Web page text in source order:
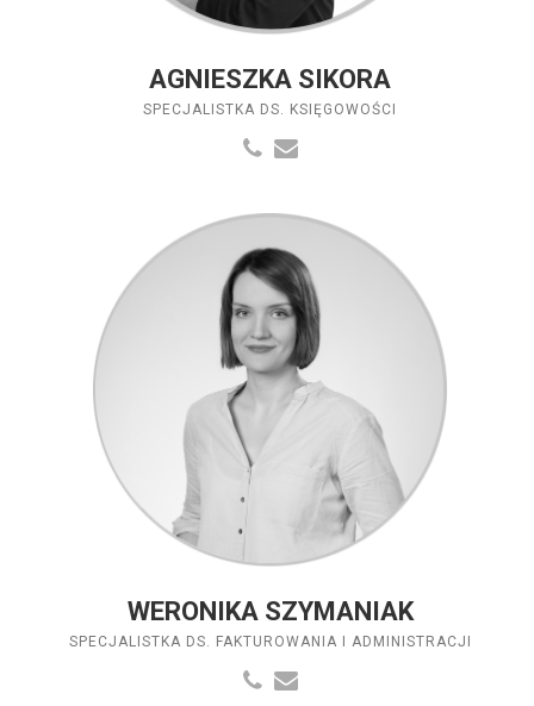
AGNIESZKA SIKORA
SPECJALISTKA DS. KSIĘGOWOŚCI
WERONIKA SZYMANIAK
SPECJALISTKA DS. FAKTUROWANIA I ADMINISTRACJI